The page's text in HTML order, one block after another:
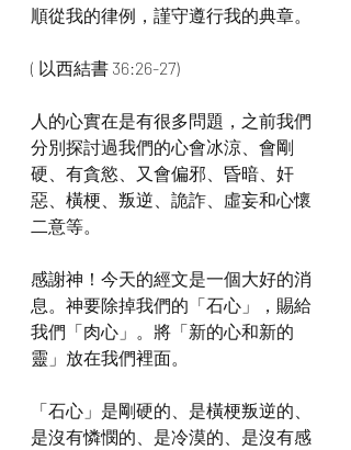
順從我的律例，謹守遵行我的典章。
( 以西結書 36:26-27)
人的心實在是有很多問題，之前我們
分別探討過我們的心會冰涼、會剛
硬、有貪慾、又會偏邪、昏暗、奸
惡、橫梗、叛逆、詭詐、虛妄和心懷
二意等。
感謝神！今天的經文是一個大好的消
息。神要除掉我們的「石心」，賜給
我們「肉心」。將「新的心和新的
靈」放在我們裡面。
「石心」是剛硬的、是橫梗叛逆的、
是沒有憐憫的、是冷漠的、是沒有感